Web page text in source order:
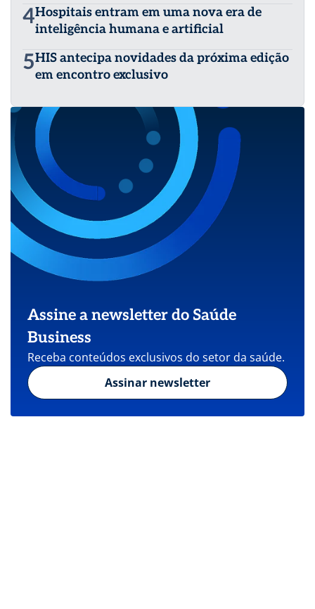
4Hospitais entram em uma nova era de
inteligência humana e artificial
5HIS antecipa novidades da próxima edição
em encontro exclusivo
Assine a newsletter do Saúde
Business
Receba conteúdos exclusivos do setor da saúde.
Assinar newsletter